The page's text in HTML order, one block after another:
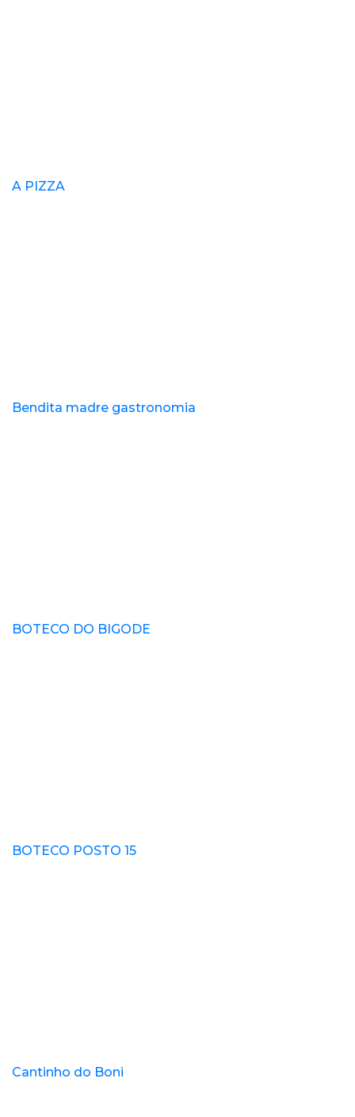
A PIZZA
Bendita madre gastronomia
BOTECO DO BIGODE
BOTECO POSTO 15
Cantinho do Boni